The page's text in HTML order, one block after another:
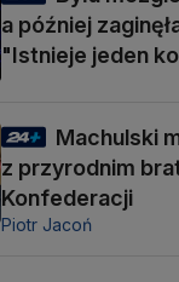
a później
"Istnieje jeden
Machulski
z przyrodnim
Konfederacji
Piotr Jacoń